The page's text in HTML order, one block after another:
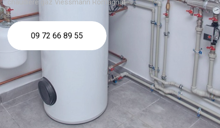
chaudière gaz Viessmann Romagnat
09 72 66 89 55